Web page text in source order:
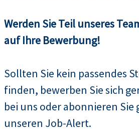
Werden Sie Teil unseres
auf Ihre Bewerbung!
Sollten Sie kein passendes
finden, bewerben Sie sich
bei uns oder abonnieren Sie
unseren Job-Alert.